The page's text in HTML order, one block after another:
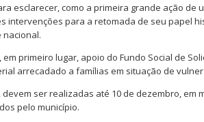
esclarecer, como a primeira grande ação de
intervenções para a retomada de seu papel
em primeiro lugar, apoio do Fundo Social de
arrecadado a famílias em situação de
ser realizadas até 10 de dezembro, em
pelo município.